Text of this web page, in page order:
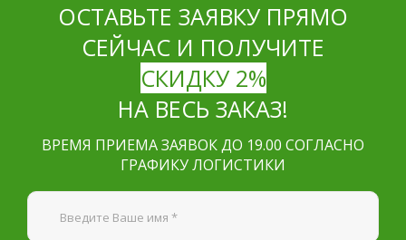
ОСТАВЬТЕ ЗАЯВКУ ПРЯМО
СЕЙЧАС И ПОЛУЧИТЕ
СКИДКУ 2%
НА ВЕСЬ ЗАКАЗ!
ВРЕМЯ ПРИЕМА ЗАЯВОК ДО 19.00 СОГЛАСНО
ГРАФИКУ ЛОГИСТИКИ